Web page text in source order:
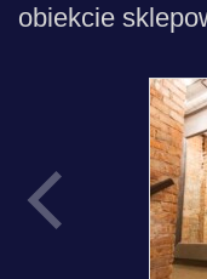
obiekcie